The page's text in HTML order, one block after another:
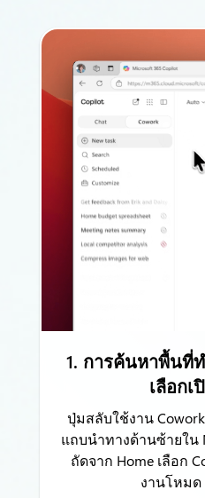
1. การค้นหาพื้นที่
เลือก
ปุ่มสลับใช้งาน
แถบนำทางด้านซ้ายใน
ถัดจาก Home เลือก
งานโหมด